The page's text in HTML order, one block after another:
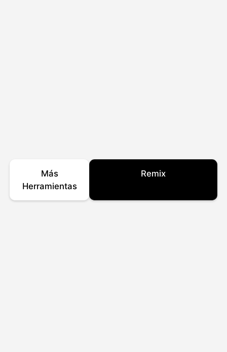
Más
Herramientas
Remix